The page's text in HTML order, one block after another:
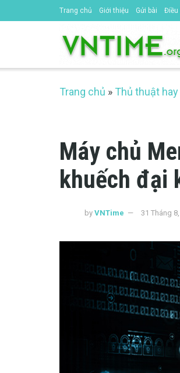
Trang chủ Giới thiệu Gửi bài Điều
Trang chủ » Thủ thuật hay
Máy chủ
khuếch đại
by VNTime 31 Tháng